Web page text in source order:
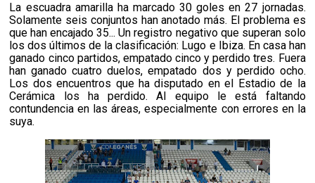
La escuadra amarilla ha marcado 30 goles en 27 jornadas.
Solamente seis conjuntos han anotado más. El problema es
que han encajado 35... Un registro negativo que superan solo
los dos últimos de la clasificación: Lugo e Ibiza. En casa han
ganado cinco partidos, empatado cinco y perdido tres. Fuera
han ganado cuatro duelos, empatado dos y perdido ocho.
Los dos encuentros que ha disputado en el Estadio de la
Cerámica los ha perdido. Al equipo le está faltando
contundencia en las áreas, especialmente con errores en la
suya.